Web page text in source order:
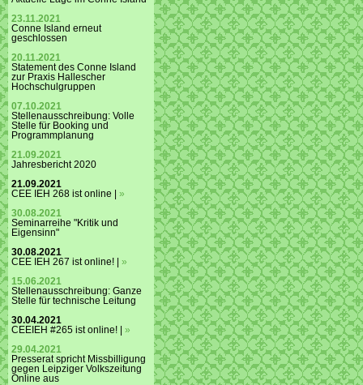
23.11.2021
Conne Island erneut
geschlossen
20.11.2021
Statement des Conne Island
zur Praxis Hallescher
Hochschulgruppen
07.10.2021
Stellenausschreibung: Volle
Stelle für Booking und
Programmplanung
21.09.2021
Jahresbericht 2020
21.09.2021
CEE IEH 268 ist online | »
30.08.2021
Seminarreihe "Kritik und
Eigensinn"
30.08.2021
CEE IEH 267 ist online! | »
15.06.2021
Stellenausschreibung: Ganze
Stelle für technische Leitung
30.04.2021
CEEIEH #265 ist online! | »
29.04.2021
Presserat spricht Missbilligung
gegen Leipziger Volkszeitung
Online aus